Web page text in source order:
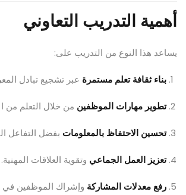
أهمية التدريب التعاوني
يساعد هذا النوع من التدريب على:
بناء ثقافة تعلم مستمرة عبر تشجيع تبادل
تطوير مهارات الموظفين من خلال التعلم من
تحسين الاحتفاظ بالمعلومات بفضل التفاعل
تعزيز العمل الجماعي وتقوية العلاقات المهنية.
رفع معدلات المشاركة وإشراك الموظفين في